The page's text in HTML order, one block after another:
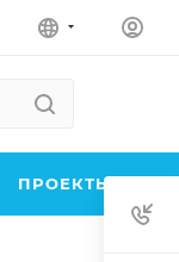
ПРОЕКТЫ